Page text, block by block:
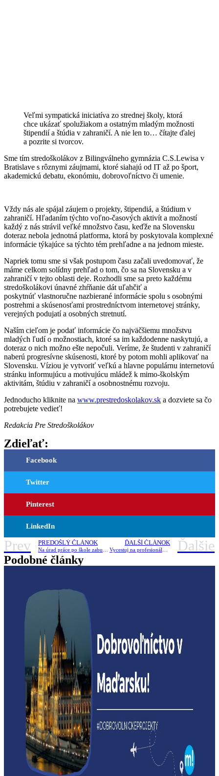
Veľmi sympatická iniciatíva zo strednej školy, ktorá
chce ukázať spolužiakom a ostatným mladým možnosti
štipendií a štúdia v zahraničí. A nie len to… čítajte ďalej
a pozrite si tvorcov.
Sme tím stredoškolákov z Bilingválneho gymnázia C.S.Lewisa v
Bratislave s rôznymi záujmami, ktoré siahajú od IT až po šport,
akademickú debatu, ekonómiu, dobrovoľníctvo či umenie.
Vždy nás ale spájal záujem o projekty, štipendiá, a štúdium v
zahraničí. Hľadaním týchto voľno-časových aktivít a možností
každý z nás strávil veľké množstvo času, keďže na Slovensku
doteraz nebola jednotná platforma, ktorá by poskytovala komplexné
informácie týkajúce sa týchto tém prehľadne a na jednom mieste.
Napriek tomu sme si však postupom času začali uvedomovať, že
máme celkom solídny prehľad o tom, čo sa na Slovensku a v
zahraničí v tejto oblasti deje. Rozhodli sme sa preto každému
stredoškolákovi únavné zhŕňanie dát uľahčiť a
poskytnúť vlastnoručne nazbierané informácie spolu s osobnými
postrehmi a skúsenosťami prostredníctvom internetovej stránky,
verejných podujatí a osobných stretnutí.
Naším cieľom je podať informácie čo najväčšiemu množstvu
mladých ľudí o možnostiach, ktoré sa im každodenne naskytujú, a
doteraz o nich možno ešte nepočuli. Veríme, že študenti v zahraničí
naberú progresívne skúsenosti, ktoré by potom mohli aplikovať na
Slovensku. Víziou je vytvoriť veľkú a hlavne populárnu internetovú
stránku informujúcu a motivujúcu mládež k mimo-školským
aktivitám, štúdiu v zahraničí a osobnostnému rozvoju.
Jednoducho kliknite na www.prestredoskolakov.sk a dozviete sa čo
potrebujete vedieť!
Redakcia Pre Stredoškolákov
Zdieľať:
Facebook
Twitter
Pinterest
LinkedIn
Prev PREDOŠLÝ ČLÁNOK ĎALŠÍ ČLÁNOK Ďalšie
Podobné články